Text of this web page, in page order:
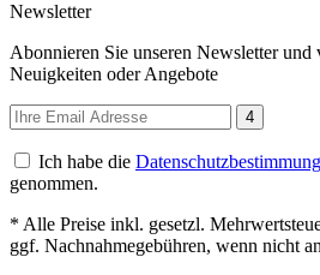
Newsletter
Abonnieren Sie unseren Newsletter und
Neuigkeiten oder Angebote
4
Ich habe die
genommen.
* Alle Preise inkl. gesetzl.
ggf. Nachnahmegebühren, wenn nicht